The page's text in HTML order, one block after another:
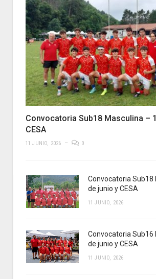
Convocatoria Sub18 Masculina –
CESA
11 JUNIO, 2026 0
Convocatoria Sub18
de junio y CESA
11 JUNIO, 2026
Convocatoria Sub16
de junio y CESA
11 JUNIO, 2026